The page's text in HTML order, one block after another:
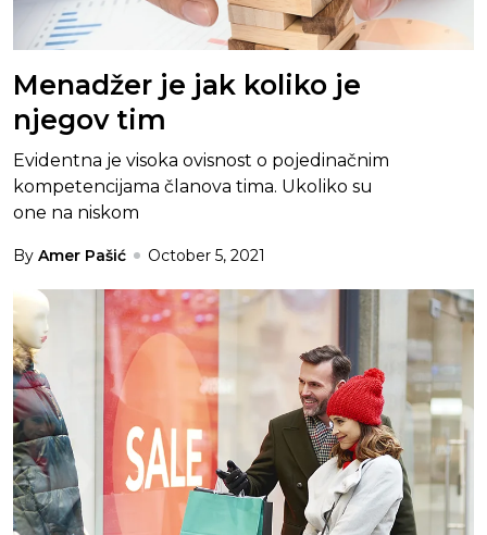
Menadžer je jak koliko je
njegov tim
Evidentna je visoka ovisnost o pojedinačnim
kompetencijama članova tima. Ukoliko su
one na niskom
By Amer Pašić October 5, 2021